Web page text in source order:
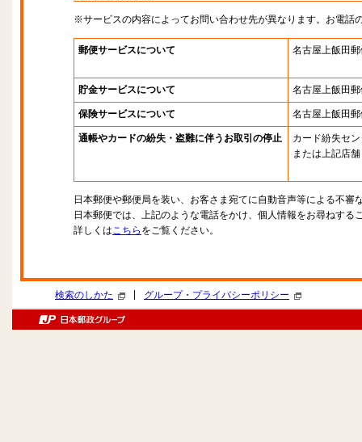
※サービスの内容によってお問い合わせ先が異なります。お電話
郵便サービスについて 名古屋上飯田
貯金サービスについて 名古屋上飯田
保険サービスについて 名古屋上飯田
通帳やカードの紛失・盗難に伴うお取引の停止
カード紛失セ
または上記店舗
日本郵便や郵便局を装い、お客さま宛てに自動音声等による不審
日本郵便では、上記のような電話をかけ、個人情報をお尋ねする
詳しくはこちら をご覧ください。
検索のしかた グループ・プライバシーポリシー